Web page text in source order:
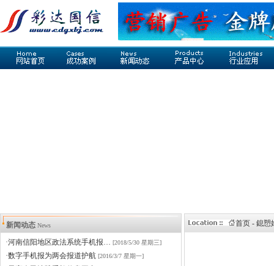
新闻动态 News
·河南信阳地区政法系统手机报… [2018/5/30 星期三]
·数字手机报为两会报道护航 [2016/3/7 星期一]
首页 - 鎴愬